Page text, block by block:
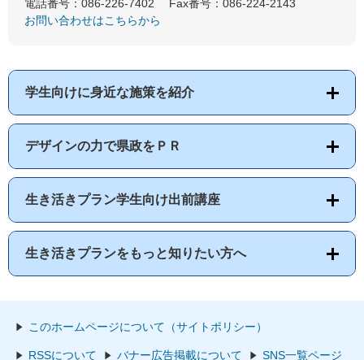
電話番号：086-226-7402
Fax番号：086-224-2143
お問い合わせはこちらから
学生向けに身近な施策を紹介
デザインの力で県政をＰＲ
生き活きプラン学生向け出前講座
生き活きプランをもっと知りたい方へ
このホームページについて（サイトポリシー）
RSSについて バナー広告掲載について SNS一覧ページ